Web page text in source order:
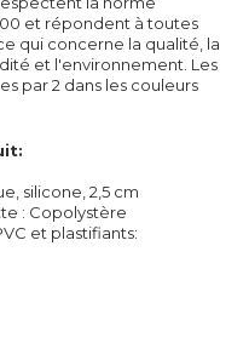
et répondent à toutes
qui concerne la qualité, la
et l'environnement. Les
par 2 dans les couleurs
silicone, 2,5 cm
: Copolystère
et plastifiants: